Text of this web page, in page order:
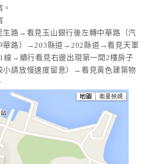
路→看見玉山銀行後左轉中華路（汽
華路）→203縣道→202縣道→看見天軍
線→續行看見右邊出現第一間2樓房子
小請放慢速度留意）→看見黃色建築物